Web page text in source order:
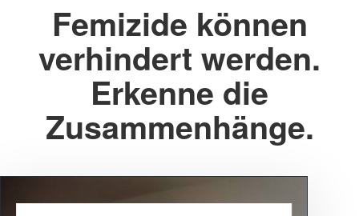
Femizide können
verhindert werden.
Erkenne die
Zusammenhänge.